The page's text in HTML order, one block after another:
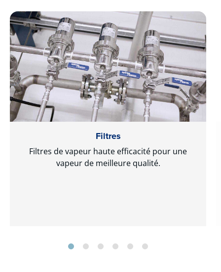
Filtres
Filtres de vapeur haute efficacité pour une
vapeur de meilleure qualité.